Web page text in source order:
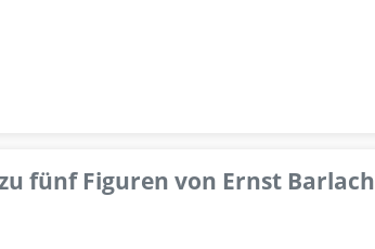
fünf Figuren von Ernst Barlach